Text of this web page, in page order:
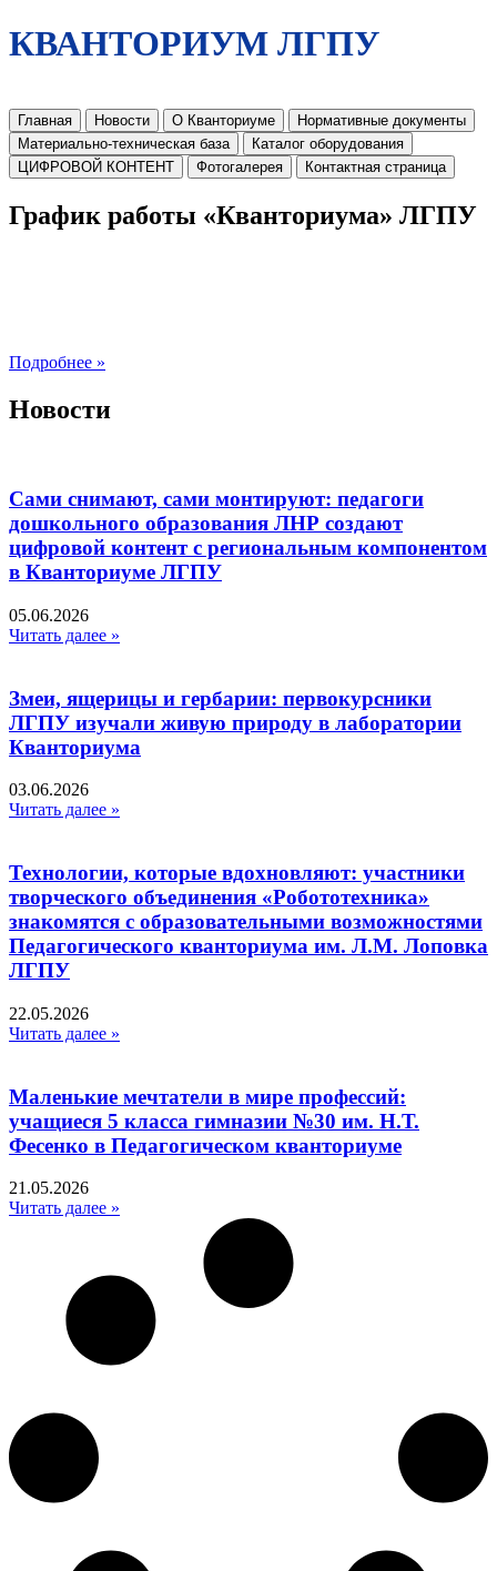
КВАНТОРИУМ ЛГПУ
Главная Новости О Кванториуме
Нормативные документы
Материально-техническая база
Каталог оборудования
ЦИФРОВОЙ КОНТЕНТ
Фотогалерея Контактная страница
График работы «Кванториума» ЛГПУ
Подробнее »
Новости
Сами снимают, сами монтируют: педагоги
дошкольного образования ЛНР создают
цифровой контент с региональным компонентом
в Кванториуме ЛГПУ​
05.06.2026
Читать далее »
Змеи, ящерицы и гербарии: первокурсники
ЛГПУ изучали живую природу в лаборатории
Кванториума
03.06.2026
Читать далее »
Технологии, которые вдохновляют: участники
творческого объединения «Робототехника»
знакомятся с образовательными возможностями
Педагогического кванториума им. Л.М. Лоповка
ЛГПУ
22.05.2026
Читать далее »
Маленькие мечтатели в мире профессий:
учащиеся 5 класса гимназии №30 им. Н.Т.
Фесенко в Педагогическом кванториуме
21.05.2026
Читать далее »